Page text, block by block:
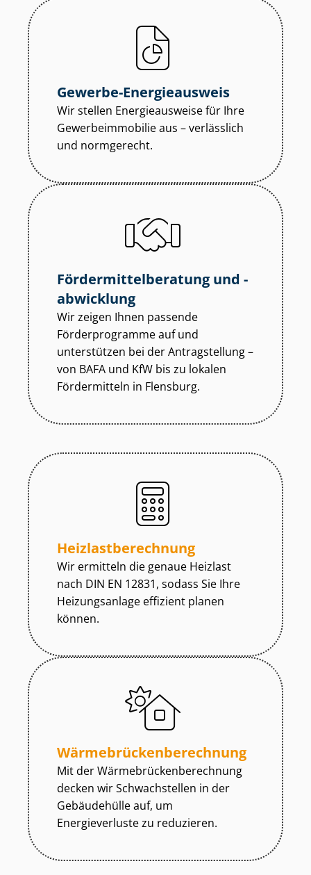
Gewerbe-Energieausweis
Wir stellen Energieausweise für Ihre
Ge­wer­be­im­mo­bi­lie aus – verlässlich
und normgerecht.
För­der­mit­tel­be­ra­tung und -
abwicklung
Wir zeigen Ihnen passende
Förderprogramme auf und
unterstützen bei der Antragstellung –
von BAFA und KfW bis zu lokalen
Fördermitteln in Flensburg.
Heiz­last­be­rech­nung
Wir ermitteln die genaue Heizlast
nach DIN EN 12831, sodass Sie Ihre
Heizungsanlage effizient planen
können.
Wär­me­brü­cken­be­rech­nung
Mit der Wär­me­brü­cken­be­rech­nung
decken wir Schwachstellen in der
Gebäudehülle auf, um
Energieverluste zu reduzieren.